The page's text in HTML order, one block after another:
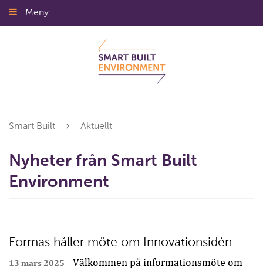
Gå
till
Meny
Smart Built Aktuellt
Nyheter från Smart Built
Environment
Formas håller möte om Innovationsidén
13 mars 2025
Välkommen på informationsmöte om